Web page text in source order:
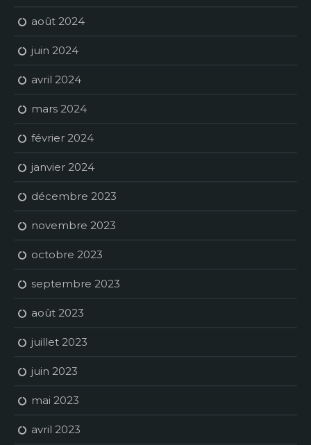
août 2024
juin 2024
avril 2024
mars 2024
février 2024
janvier 2024
décembre 2023
novembre 2023
octobre 2023
septembre 2023
août 2023
juillet 2023
juin 2023
mai 2023
avril 2023